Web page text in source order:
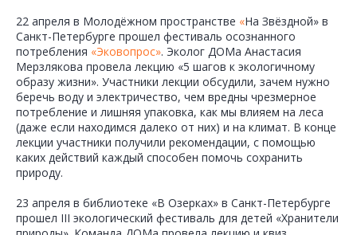
22 апреля в Молодёжном пространстве «На Звёздной» в
Санкт-Петербурге прошел фестиваль осознанного
потребления «Эковопрос». Эколог ДОМа Анастасия
Мерзлякова провела лекцию «5 шагов к экологичному
образу жизни». Участники лекции обсудили, зачем нужно
беречь воду и электричество, чем вредны чрезмерное
потребление и лишняя упаковка, как мы влияем на леса
(даже если находимся далеко от них) и на климат. В конце
лекции участники получили рекомендации, с помощью
каких действий каждый способен помочь сохранить
природу.
23 апреля в библиотеке «В Озерках» в Санкт-Петербурге
прошел III экологический фестиваль для детей «Хранители